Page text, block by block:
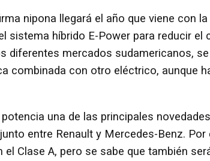
nipona llegará el año que viene con
sistema híbrido E-Power para reducir el
diferentes mercados sudamericanos,
combinada con otro eléctrico, aunque
una de las principales
entre Renault y Mercedes-Benz. Por
Clase A, pero se sabe que también